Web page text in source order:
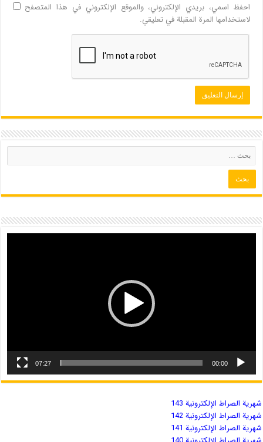
احفظ اسمي، بريدي الإلكتروني، والموقع الإلكتروني في هذا المتصفح
لاستخدامها المرة المقبلة في تعليقي.
00:00
07:27
شهریة الصراط الإلكترونية 143
شهریة الصراط الإلكترونية 142
شهریة الصراط الإلكترونية 141